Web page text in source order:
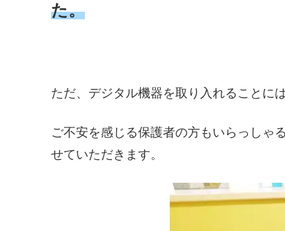
た。
ただ、デジタル機器を取り入れることに
ご不安を感じる保護者の方もいらっしゃ
せていただきます。